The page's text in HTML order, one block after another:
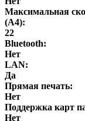
Максимальная
(A4):
22
Bluetooth:
Нет
LAN:
Да
Прямая печать:
Нет
Поддержка карт
Нет